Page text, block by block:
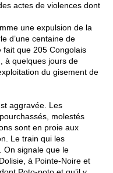
actes de violences dont
une expulsion de la
d’une centaine de
fait que 205 Congolais
à quelques jours de
du gisement de
aggravée. Les
molestés
sont en proie aux
Le train qui les
On signale que le
à Pointe-Noire et